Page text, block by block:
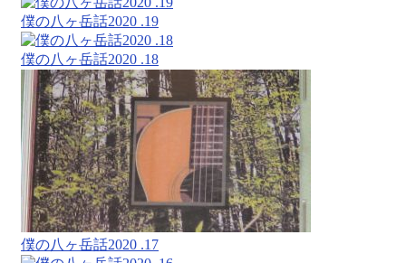
僕の八ヶ岳話2020 .19
僕の八ヶ岳話2020 .18
僕の八ヶ岳話2020 .17